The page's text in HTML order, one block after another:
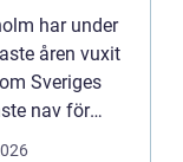
har under
åren vuxit
Sveriges
nav för